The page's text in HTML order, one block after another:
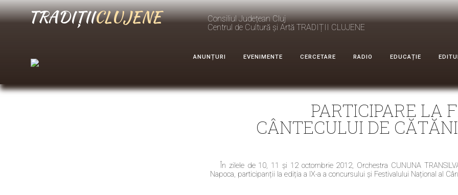
TRADIȚIICLUJENE
Consiliul Județean Cluj
Centrul de Cultură și Artă TRADIȚII CLUJENE
ANUNȚURI EVENIMENTE CERCETARE RADIO EDUCAȚIE
PARTICIPARE LA
CÂNTECULUI DE
În zilele de 10, 11 și 12 octombrie 2012, Orchestra CUNUNA
Napoca, participanții la ediția a IX-a a concursului și Festivalului Național al